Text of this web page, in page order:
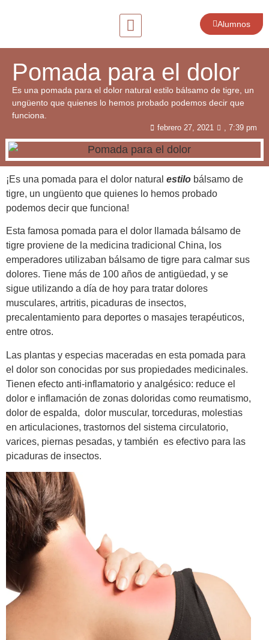
Alumnos
Pomada para el dolor
Es una pomada para el dolor natural estilo bálsamo de tigre, un
ungüento que quienes lo hemos probado podemos decir que
funciona.
febrero 27, 2021 , 7:39 pm
¡Es una pomada para el dolor natural estilo bálsamo de
tigre, un ungüento que quienes lo hemos probado
podemos decir que funciona!
Esta famosa pomada para el dolor llamada bálsamo de
tigre proviene de la medicina tradicional China, los
emperadores utilizaban bálsamo de tigre para calmar sus
dolores. Tiene más de 100 años de antigüedad, y se
sigue utilizando a día de hoy para tratar dolores
musculares, artritis, picaduras de insectos,
precalentamiento para deportes o masajes terapéuticos,
entre otros.
Las plantas y especias maceradas en esta pomada para
el dolor son conocidas por sus propiedades medicinales.
Tienen efecto anti-inflamatorio y analgésico: reduce el
dolor e inflamación de zonas doloridas como reumatismo,
dolor de espalda, dolor muscular, torceduras, molestias
en articulaciones, trastornos del sistema circulatorio,
varices, piernas pesadas, y también es efectivo para las
picaduras de insectos.